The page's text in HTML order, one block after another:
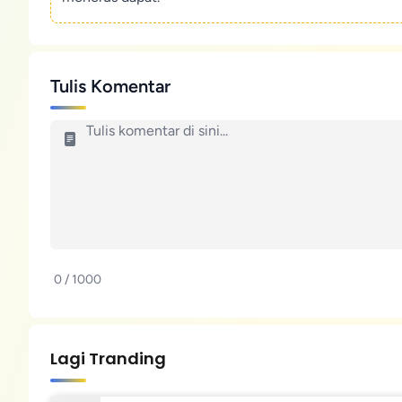
Tulis Komentar
0 / 1000
Lagi Tranding